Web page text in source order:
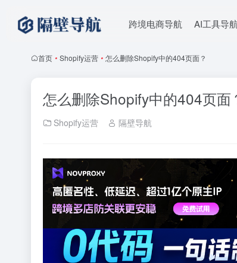
跨境电商导航 AI工具导航
首页 • Shopify运营 • 怎么删除Shopify中的404页面？
怎么删除Shopify中的404页面
Shopify运营 隔壁导航